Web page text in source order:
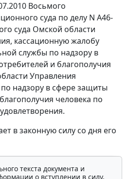
Восьмого
суда по делу N А46-
суда Омской области
кассационную жалобу
службы по надзору в
и благополучия
Управления
надзору в сфере защиты
человека по
в законную силу со дня его
текста документа и
о вступлении в силу,